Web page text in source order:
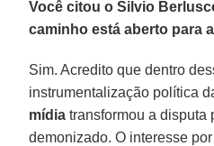
Você citou o Silvio
caminho está aberto para
Sim. Acredito que dentro
instrumentalização política
mídia transformou a disputa
demonizado. O interesse